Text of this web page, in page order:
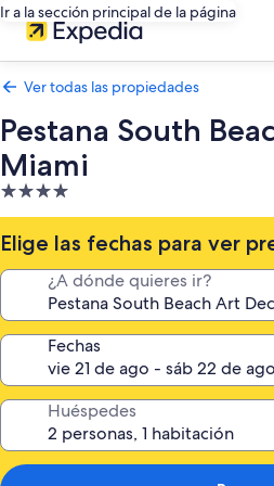
Ir a la sección principal de la página
Ver todas las propiedades
Pestana South
Miami
Propiedad
de
4.0
estrellas
Elige las fechas para ver
¿A dónde quieres ir?
Fechas
Huéspedes